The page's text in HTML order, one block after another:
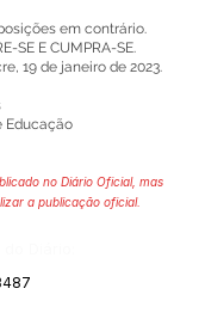
em contrário.
SE E CUMPRA-SE.
19 de janeiro de 2023.
Educação
no Diário Oficial, mas
a publicação oficial.